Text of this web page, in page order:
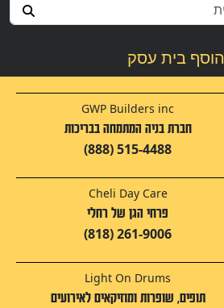
הוסף בית עסק
GWP Builders inc
חברת בניה המתמחה בבריכות
(888) 515-4488
Cheli Day Care
פרחי הגן של רחלי
(818) 261-9006
Light On Drums
תופים, שופרות ומוזיקאים לאירועים